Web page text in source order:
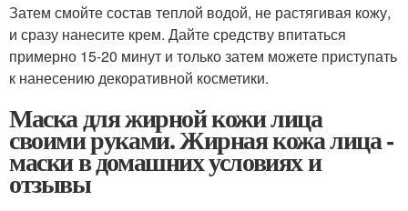
Затем смойте состав теплой водой, не растягивая кожу,
и сразу нанесите крем. Дайте средству впитаться
примерно 15-20 минут и только затем можете приступать
к нанесению декоративной косметики.
Маска для жирной кожи лица
своими руками. Жирная кожа лица -
маски в домашних условиях и
отзывы